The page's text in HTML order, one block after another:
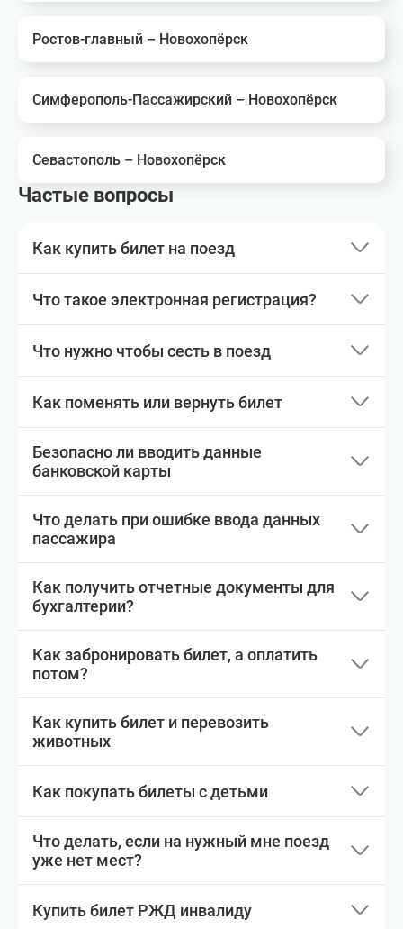
Ростов-главный – Новохопёрск
Симферополь-Пассажирский – Новохопёрск
Севастополь – Новохопёрск
Частые вопросы
Как купить билет на поезд
Что такое электронная регистрация?
Что нужно чтобы сесть в поезд
Как поменять или вернуть билет
Безопасно ли вводить данные
банковской карты
Что делать при ошибке ввода данных
пассажира
Как получить отчетные документы для
бухгалтерии?
Как забронировать билет, а оплатить
потом?
Как купить билет и перевозить
животных
Как покупать билеты с детьми
Что делать, если на нужный мне поезд
уже нет мест?
Купить билет РЖД инвалиду